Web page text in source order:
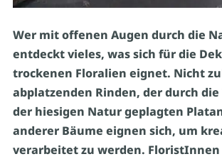
Wer mit offenen Augen durch die
entdeckt vieles, was sich für die
trockenen Floralien eignet. Nicht
abplatzenden Rinden, der durch
der hiesigen Natur geplagten
anderer Bäume eignen sich, um
verarbeitet zu werden. FloristInnen